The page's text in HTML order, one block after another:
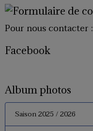
Pour nous contacter :
Facebook
Album photos
Saison 2025 / 2026